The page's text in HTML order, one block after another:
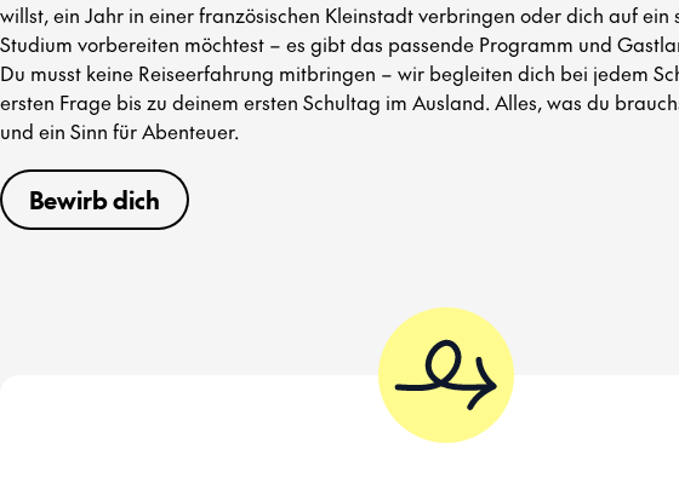
willst, ein Jahr in einer französischen Kleinstadt verbringen oder dich auf ein
Studium vorbereiten möchtest – es gibt das passende Programm und
Du musst keine Reiseerfahrung mitbringen – wir begleiten dich bei jedem
ersten Frage bis zu deinem ersten Schultag im Ausland. Alles, was du
und ein Sinn für Abenteuer.
Bewirb dich